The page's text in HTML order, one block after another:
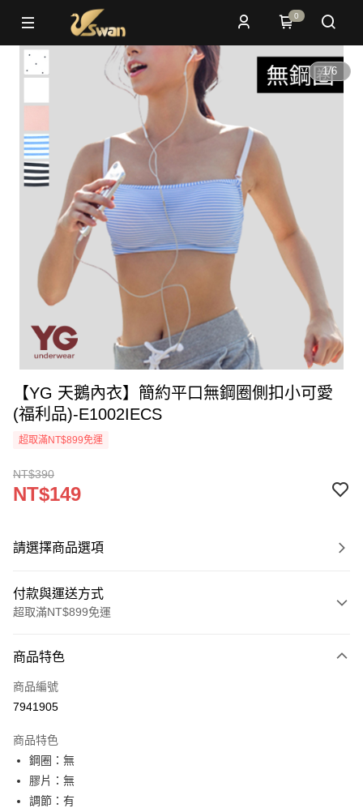
0
1/6
【YG 天鵝內衣】簡約平口無鋼圈側扣小可愛
(福利品)-E1002IECS
超取滿NT$899免運
NT$390
NT$149
請選擇商品選項
付款與運送方式
超取滿NT$899免運
信用卡一次付款
超商取貨付款
街口支付
悠遊付
商品特色
商品編號
7941905
商品特色
鋼圈：無
膠片：無
調節：有